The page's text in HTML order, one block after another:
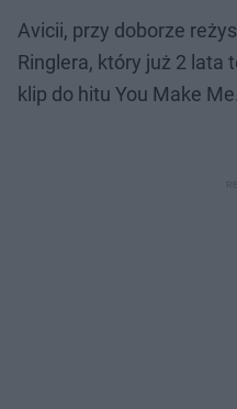
Avicii, przy doborze
Ringlera, który już 2 lata
klip do hitu You Make Me.